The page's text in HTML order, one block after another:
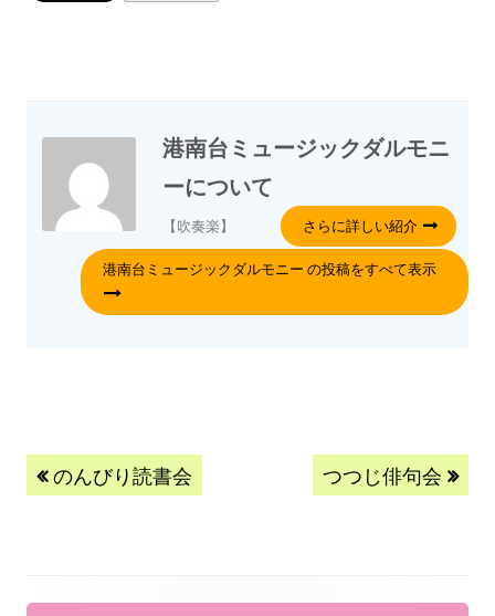
港南台ミュージックダルモニ
ーについて
【吹奏楽】 さらに詳しい紹介
港南台ミュージックダルモニー の投稿をすべて表示
のんびり読書会 つつじ俳句会